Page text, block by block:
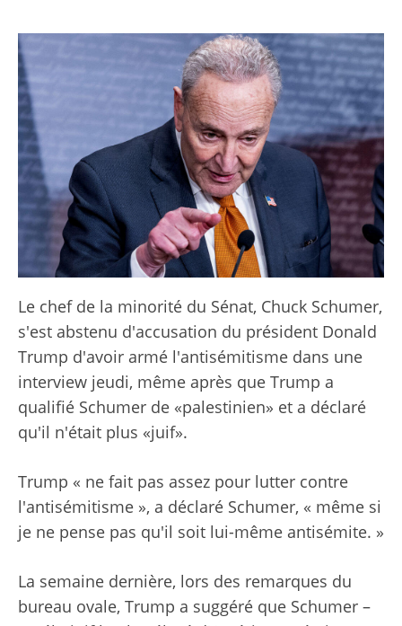
Le chef de la minorité du Sénat, Chuck Schumer,
s'est abstenu d'accusation du président Donald
Trump d'avoir armé l'antisémitisme dans une
interview jeudi, même après que Trump a
qualifié Schumer de «palestinien» et a déclaré
qu'il n'était plus «juif».
Trump « ne fait pas assez pour lutter contre
l'antisémitisme », a déclaré Schumer, « même si
je ne pense pas qu'il soit lui-même antisémite. »
La semaine dernière, lors des remarques du
bureau ovale, Trump a suggéré que Schumer –